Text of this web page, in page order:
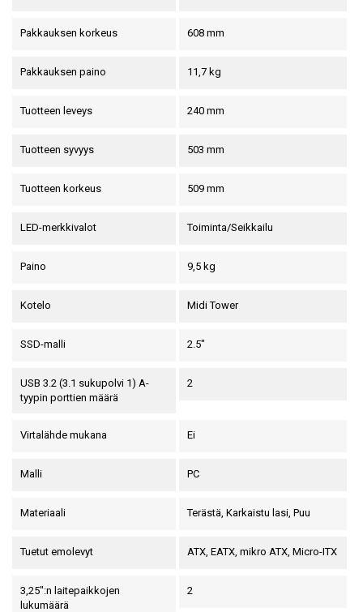
Pakkauksen korkeus 608 mm
Pakkauksen paino 11,7 kg
Tuotteen leveys 240 mm
Tuotteen syvyys 503 mm
Tuotteen korkeus 509 mm
LED-merkkivalot Toiminta/Seikkailu
Paino 9,5 kg
Kotelo Midi Tower
SSD-malli 2.5"
USB 3.2 (3.1 sukupolvi 1) A-
tyypin porttien määrä
2
Virtalähde mukana Ei
Malli PC
Materiaali Terästä, Karkaistu lasi, Puu
Tuetut emolevyt ATX, EATX, mikro ATX, Micro-ITX
3,25":n laitepaikkojen
lukumäärä
2